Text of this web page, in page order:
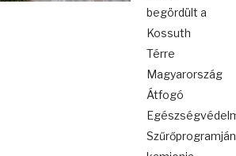
begördült a
Kossuth
Térre
Magyarország
Átfogó